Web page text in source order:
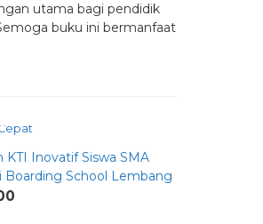
utama bagi pendidik
buku ini bermanfaat
KTI Inovatif Siswa SMA
Boarding School Lembang